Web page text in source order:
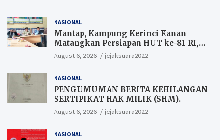
NASIONAL
Mantap, Kampung Kerinci Kanan
Matangkan Persiapan HUT ke-81 RI,
Warga yang ikut Upacara
Berkesempatan Raih Hadiah
August 6, 2026 jejaksuara2022
NASIONAL
PENGUMUMAN BERITA KEHILANGAN
SERTIPIKAT HAK MILIK (SHM).
August 6, 2026 jejaksuara2022
NASIONAL